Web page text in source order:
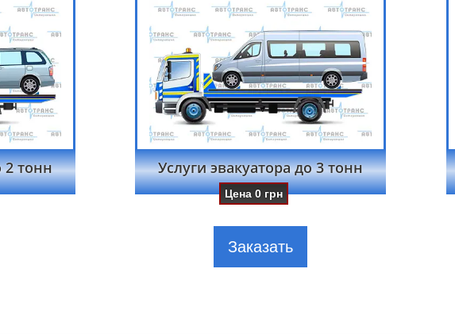
2 тонн Услуги эвакуатора до 3 тонн
Цена 0грн
Заказать